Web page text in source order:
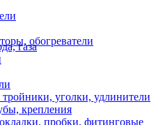
обогреватели
газа
уголки, удлинители
крепления
пробки, фитинговые